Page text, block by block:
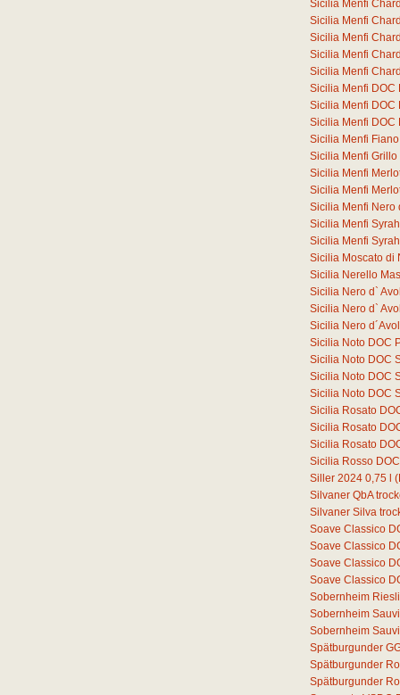
Sicilia Menfi
Sicilia Menfi
Sicilia Menfi
Sicilia Menfi
Sicilia Menfi
Sicilia Menfi DOC
Sicilia Menfi DOC
Sicilia Menfi DOC
Sicilia Menfi
Sicilia Menfi
Sicilia Menfi
Sicilia Menfi
Sicilia Menfi Nero
Sicilia Menfi
Sicilia Menfi
Sicilia Moscato di
Sicilia Nerello
Sicilia Nero d`
Sicilia Nero d`
Sicilia Nero
Sicilia Noto DOC
Sicilia Noto DOC
Sicilia Noto DOC
Sicilia Noto DOC
Sicilia Rosato
Sicilia Rosato
Sicilia Rosato
Sicilia Rosso
Siller 2024 0,75
Silvaner QbA
Silvaner Silva
Soave Classico
Soave Classico
Soave Classico
Soave Classico
Sobernheim
Sobernheim
Sobernheim
Spätburgunder
Spätburgunder
Spätburgunder